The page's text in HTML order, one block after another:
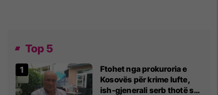
Top 5
Ftohet nga prokuroria e
Kosovës për krime lufte,
ish-gjenerali serb thotë se